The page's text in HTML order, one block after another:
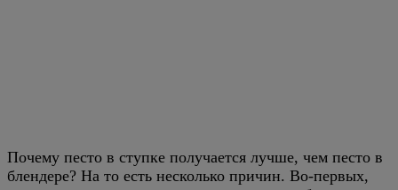
Почему песто в ступке получается лучше, чем песто в
блендере? На то есть несколько причин. Во-первых,